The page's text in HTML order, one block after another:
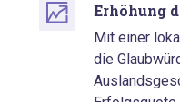
Erhöhung
Mit einer
die